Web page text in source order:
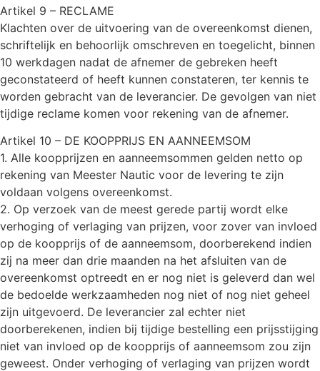
Artikel 9 – RECLAME
Klachten over de uitvoering van de overeenkomst dienen,
schriftelijk en behoorlijk omschreven en toegelicht, binnen
10 werkdagen nadat de afnemer de gebreken heeft
geconstateerd of heeft kunnen constateren, ter kennis te
worden gebracht van de leverancier. De gevolgen van niet
tijdige reclame komen voor rekening van de afnemer.
Artikel 10 – DE KOOPPRIJS EN AANNEEMSOM
1. Alle koopprijzen en aanneemsommen gelden netto op
rekening van Meester Nautic voor de levering te zijn
voldaan volgens overeenkomst.
2. Op verzoek van de meest gerede partij wordt elke
verhoging of verlaging van prijzen, voor zover van invloed
op de koopprijs of de aanneemsom, doorberekend indien
zij na meer dan drie maanden na het afsluiten van de
overeenkomst optreedt en er nog niet is geleverd dan wel
de bedoelde werkzaamheden nog niet of nog niet geheel
zijn uitgevoerd. De leverancier zal echter niet
doorberekenen, indien bij tijdige bestelling een prijsstijging
niet van invloed op de koopprijs of aanneemsom zou zijn
geweest. Onder verhoging of verlaging van prijzen wordt